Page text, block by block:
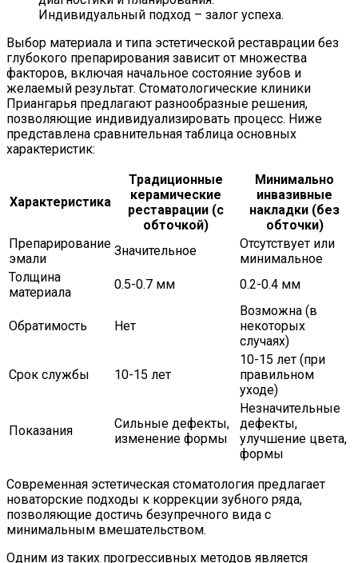
Индивидуальный подход – залог успеха.
Выбор материала и типа эстетической реставрации без
глубокого препарирования зависит от множества
факторов, включая начальное состояние зубов и
желаемый результат. Стоматологические клиники
Приангарья предлагают разнообразные решения,
позволяющие индивидуализировать процесс. Ниже
представлена сравнительная таблица основных
характеристик:
Характеристика
Традиционные
керамические
реставрации (с
обточкой)
Минимально
инвазивные
накладки (без
обточки)
Препарирование
эмали
Значительное
Отсутствует или
минимальное
Толщина
материала
0.5-0.7 мм 0.2-0.4 мм
Обратимость Нет
Возможна (в
некоторых
случаях)
Срок службы 10-15 лет
10-15 лет (при
правильном
уходе)
Показания
Сильные дефекты,
изменение формы
Незначительные
дефекты,
улучшение цвета,
формы
Современная эстетическая стоматология предлагает
новаторские подходы к коррекции зубного ряда,
позволяющие достичь безупречного вида с
минимальным вмешательством.
Одним из таких прогрессивных методов является